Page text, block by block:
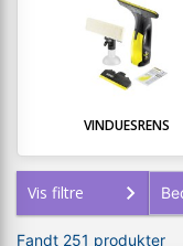
VINDUESRENS
Vis filtre
Fandt 251 produkter